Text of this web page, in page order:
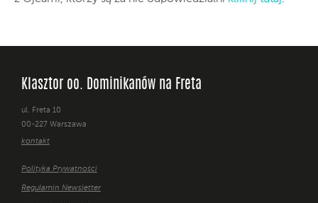
Klasztor oo. Dominikanów na Freta
ul. Freta 10
00-227 Warszawa
kontakt
Polityka Prywatności
Regulamin Newsletter